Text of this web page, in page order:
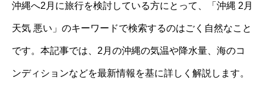
沖縄へ2月に旅行を検討している方にとって、「沖縄 2月
天気 悪い」のキーワードで検索するのはごく自然なこと
です。本記事では、2月の沖縄の気温や降水量、海のコ
ンディションなどを最新情報を基に詳しく解説します。